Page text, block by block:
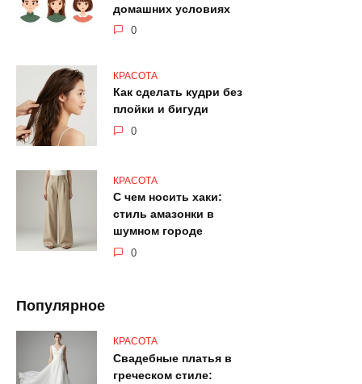
домашних условиях
0
КРАСОТА
Как сделать кудри без
плойки и бигуди
0
КРАСОТА
С чем носить хаки:
стиль амазонки в
шумном городе
0
Популярное
КРАСОТА
Свадебные платья в
греческом стиле: